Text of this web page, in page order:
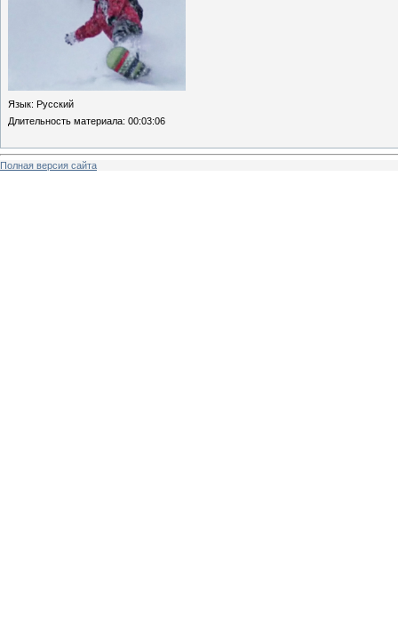
Язык: Русский
Длительность материала: 00:03:06
Полная версия сайта